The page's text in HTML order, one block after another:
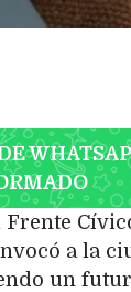
a la
un